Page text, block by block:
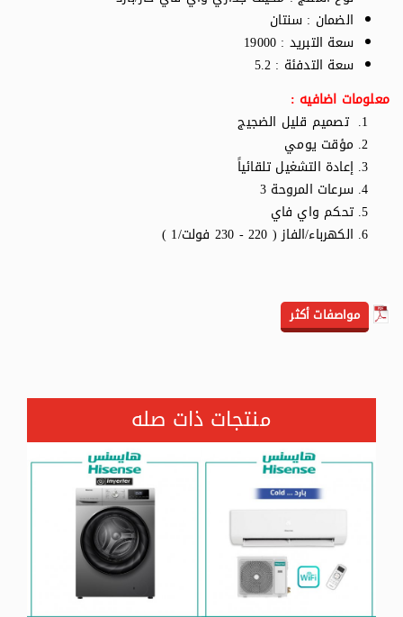
الضمان : سنتان
سعة التبريد : 19000
سعة التدفئة : 5.2
معلومات اضافيه :
تصميم قليل الضجيج
مؤقت يومي
إعادة التشغيل تلقائياً
سرعات المروحة 3
تحكم واي فاي
الكهرباء/الفاز ( 220 - 230 فولت/1 )
مواصفات أكثر
منتجات ذات صله